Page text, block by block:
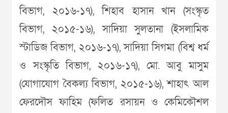
বিভাগ, ২০১৬-১৭), শিহাব হাসান খান (সংস্কৃত
বিভাগ, ২০১৫-১৬), সাদিয়া সুলতানা (ইসলামিক
স্টাডিজ বিভাগ, ২০১৬-১৭), সাদিয়া সিগমা (বিশ্ব ধর্ম
ও সংস্কৃতি বিভাগ, ২০১৬-১৭), মো. আবু মাসুম
(যোগাযোগ বৈকল্য বিভাগ, ২০১৫-১৬), শাহাৎ আল
ফেরদৌস ফাহিম (ফলিত রসায়ন ও কেমিকৌশল